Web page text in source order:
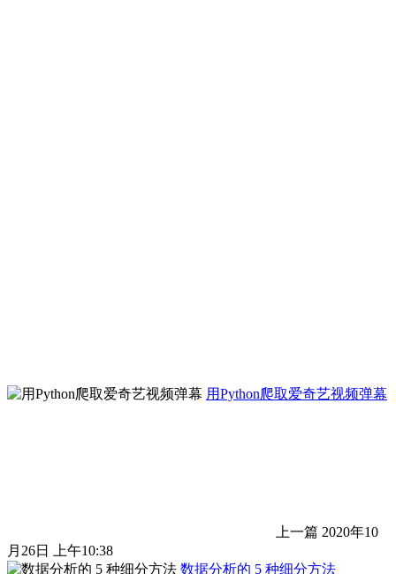
用Python爬取爱奇艺视频弹幕
上一篇 2020年10
月26日 上午10:38
数据分析的 5 种细分方法